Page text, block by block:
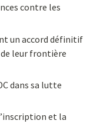
contre les
un accord définitif
leur frontière
dans sa lutte
et la